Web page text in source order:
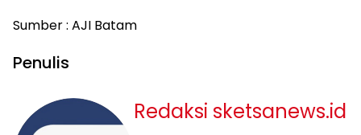
Sumber : AJI Batam
Penulis
Redaksi sketsanews.id